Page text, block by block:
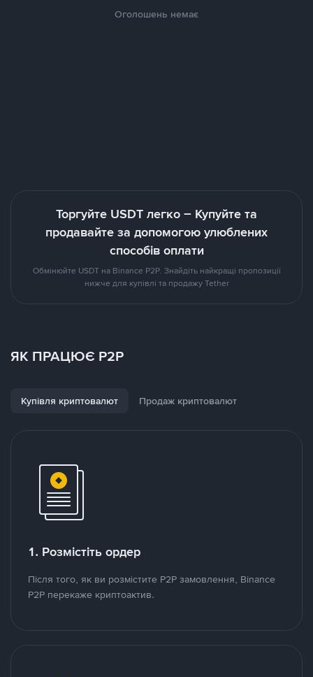
Оголошень немає
Торгуйте USDT легко – Купуйте та
продавайте за допомогою улюблених
способів оплати
Обмінюйте USDT на Binance P2P. Знайдіть найкращі пропозиції
нижче для купівлі та продажу Tether
ЯК ПРАЦЮЄ P2P
Купівля криптовалют Продаж криптовалют
1. Розмістіть ордер
Після того, як ви розмістите P2P замовлення, Binance
P2P перекаже криптоактив.